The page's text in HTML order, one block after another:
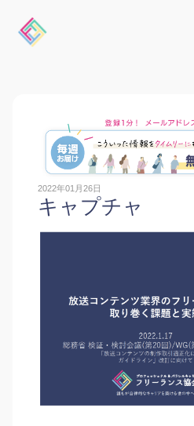
2022年01月26日
キャプチャ